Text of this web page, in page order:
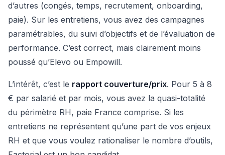
d’autres (congés, temps, recrutement, onboarding,
paie). Sur les entretiens, vous avez des campagnes
paramétrables, du suivi d’objectifs et de l’évaluation de
performance. C’est correct, mais clairement moins
poussé qu’Elevo ou Empowill.
L’intérêt, c’est le rapport couverture/prix. Pour 5 à 8
€ par salarié et par mois, vous avez la quasi-totalité
du périmètre RH, paie France comprise. Si les
entretiens ne représentent qu’une part de vos enjeux
RH et que vous voulez rationaliser le nombre d’outils,